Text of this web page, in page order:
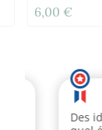
6,00 €